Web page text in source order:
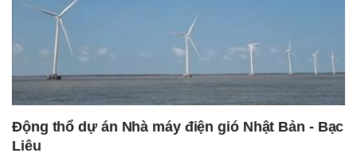
Động thổ dự án Nhà máy điện gió Nhật Bản - Bạc
Liêu